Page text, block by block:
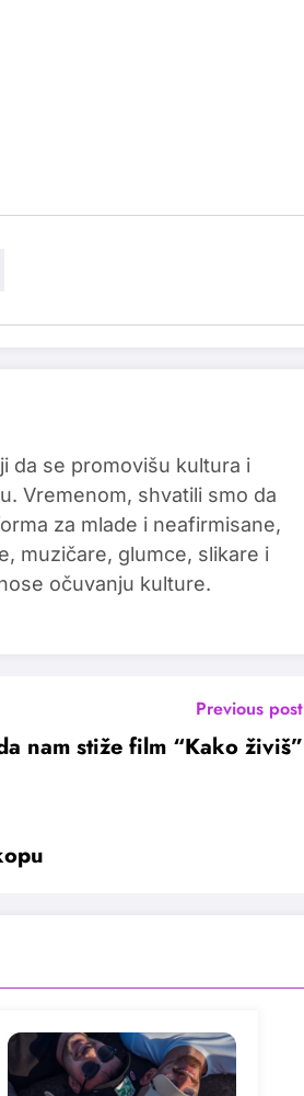
da se promovišu kultura i
Vremenom, shvatili smo da
za mlade i neafirmisane,
muzičare, glumce, slikare i
očuvanju kulture.
Previous post
nam stiže film “Kako živiš”